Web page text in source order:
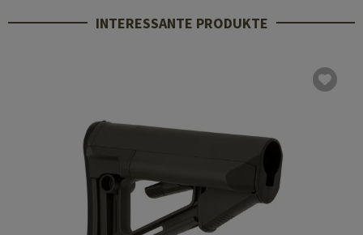
INTERESSANTE PRODUKTE